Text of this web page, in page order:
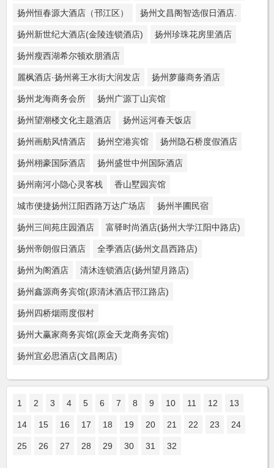
扬州恒春源大酒店（邗江区） 扬州文昌阁智选假日酒店.
扬州新世纪大酒店(金陵连锁酒店) 扬州珍珠花房里酒店
扬州瘦西湖希尔顿欢朋酒店
麗枫酒店·扬州蒋王水街大润发店 扬州萝藤商务酒店
扬州龙海商务会所 扬州广源丁山宾馆
扬州望潮楼文化主题酒店 扬州运河春天饭店
扬州画舫风情酒店 扬州空港宾馆 扬州隐石桥度假酒店
扬州栩豪国际酒店 扬州盛世中州国际酒店
扬州南河小隐心灵客栈 香山墅园宾馆
城市便捷扬州江阳西路万达广场店 扬州半圃民宿
扬州三间苑庄园酒店 富驿时尚酒店(扬州大学江阳中路店)
扬州帝朗假日酒店 全季酒店(扬州文昌西路店)
扬州为阁酒店 清沐连锁酒店(扬州望月路店)
扬州鑫源商务宾馆(原清沐酒店邗江路店)
扬州四桥烟雨度假村
扬州大赢家商务宾馆(原金天龙商务宾馆)
扬州宜必思酒店(文昌阁店)
1 2 3 4 5 6 7 8 9 10 11 12 13
14 15 16 17 18 19 20 21 22 23 24
25 26 27 28 29 30 31 32